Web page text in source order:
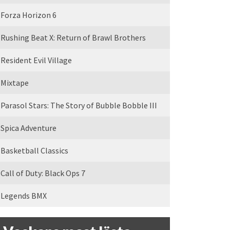
Forza Horizon 6
Rushing Beat X: Return of Brawl Brothers
Resident Evil Village
Mixtape
Parasol Stars: The Story of Bubble Bobble III
Spica Adventure
Basketball Classics
Call of Duty: Black Ops 7
Legends BMX